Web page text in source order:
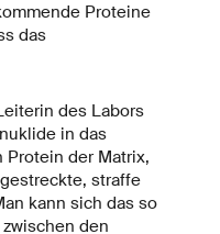
Proteine
das
des Labors
in das
der Matrix,
straffe
kann sich das so
den